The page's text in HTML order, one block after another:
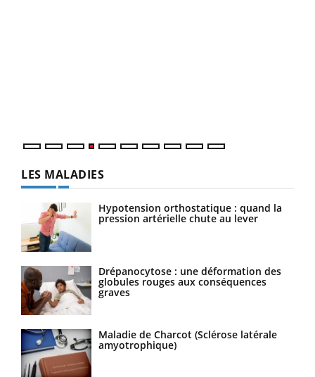
LES MALADIES
Hypotension orthostatique : quand la
pression artérielle chute au lever
Drépanocytose : une déformation des
globules rouges aux conséquences
graves
Maladie de Charcot (Sclérose latérale
amyotrophique)